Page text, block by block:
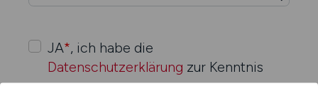
JA*, ich habe die
Datenschutzerklärung zur Kenntnis
genommen.